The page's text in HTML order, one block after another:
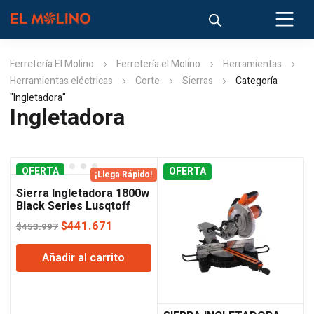
Ferretería El Molino Ferretería el Molino
Herramientas
Herramientas eléctricas
Corte Sierras
Categoría
"Ingletadora"
Ingletadora
OFERTA ¡Llega Rápido!
Sierra Ingletadora 1800w
Black Series Lusqtoff
$453.997 El
precio
original
era:
$441.671
precio
actual
es:
Añadir al carrito
OFERTA